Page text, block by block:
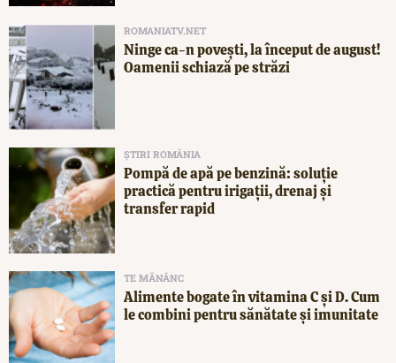
ROMANIATV.NET
Ninge ca-n povești, la început de august!
Oamenii schiază pe străzi
ȘTIRI ROMÂNIA
Pompă de apă pe benzină: soluție
practică pentru irigații, drenaj și
transfer rapid
TE MĂNÂNC
Alimente bogate în vitamina C și D. Cum
le combini pentru sănătate și imunitate